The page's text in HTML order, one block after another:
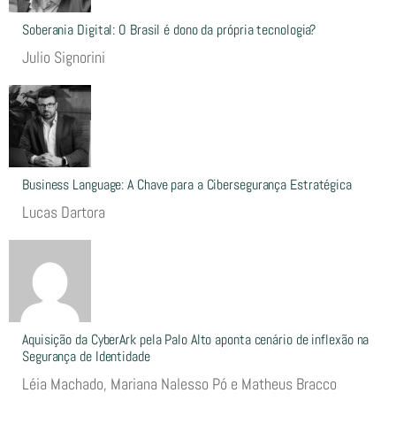
Soberania Digital: O Brasil é dono da própria tecnologia?
Julio Signorini
Business Language: A Chave para a Cibersegurança Estratégica
Lucas Dartora
Aquisição da CyberArk pela Palo Alto aponta cenário de inflexão na
Segurança de Identidade
Léia Machado, Mariana Nalesso Pó e Matheus Bracco